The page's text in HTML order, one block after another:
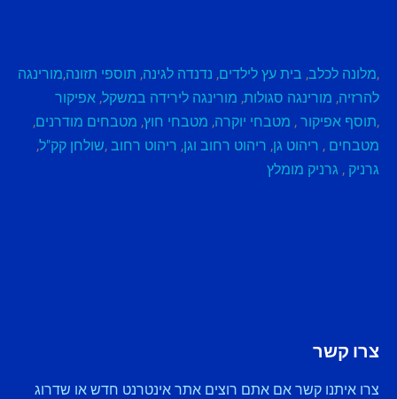
,מלונה לכלב, בית עץ לילדים, נדנדה לגינה, תוספי תזונה,מורינגה
להרזיה, מורינגה סגולות, מורינגה לירידה במשקל, אפיקור
,תוסף אפיקור , מטבחי יוקרה, מטבחי חוץ, מטבחים מודרנים,
מטבחים , ריהוט גן, ריהוט רחוב וגן, ריהוט רחוב ,שולחן קק"ל,
גרניק , גרניק מומלץ
צרו קשר
צרו איתנו קשר אם אתם רוצים אתר אינטרנט חדש או שדרוג